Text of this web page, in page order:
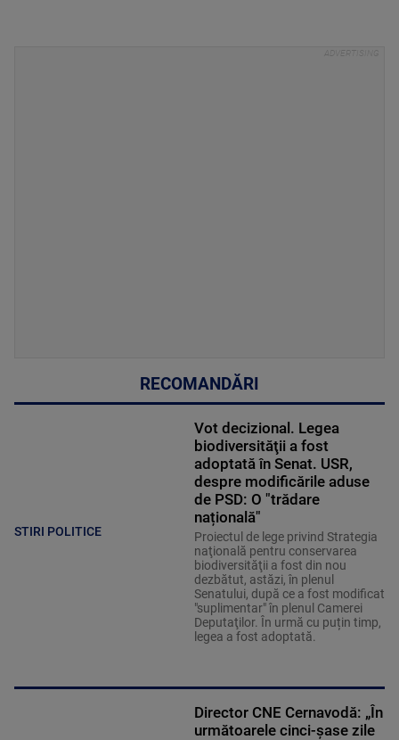
RECOMANDĂRI
STIRI POLITICE
Vot decizional. Legea
biodiversităţii a fost
adoptată în Senat. USR,
despre modificările aduse
de PSD: O "trădare
națională"
Proiectul de lege privind Strategia
naţională pentru conservarea
biodiversităţii a fost din nou
dezbătut, astăzi, în plenul
Senatului, după ce a fost modificat
"suplimentar" în plenul Camerei
Deputaţilor. În urmă cu puțin timp,
legea a fost adoptată.
Director CNE Cernavodă: „În
următoarele cinci-șase zile